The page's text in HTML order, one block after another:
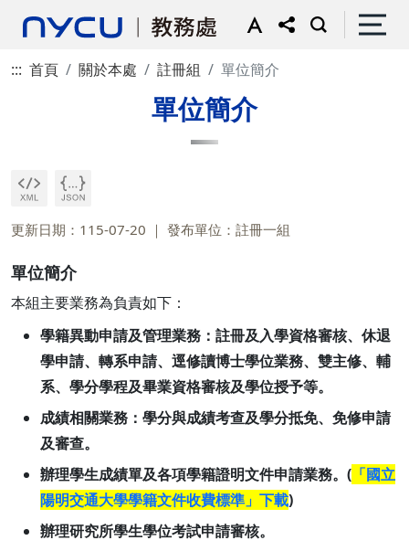
::: 首頁 關於本處 註冊組 單位簡介
單位簡介
更新日期：115-07-20 發布單位：註冊一組
單位簡介
本組主要業務為負責如下：
學籍異動申請及管理業務：註冊及入學資格審核、休退
學申請、轉系申請、逕修讀博士學位業務、雙主修、輔
系、學分學程及畢業資格審核及學位授予等。
成績相關業務：學分與成績考查及學分抵免、免修申請
及審查。
辦理學生成績單及各項學籍證明文件申請業務。( 「國立
陽明交通大學學籍文件收費標準」下載)
辦理研究所學生學位考試申請審核。